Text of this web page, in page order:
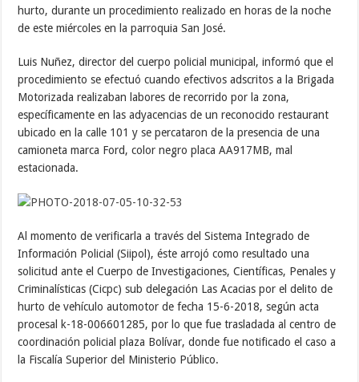
hurto, durante un procedimiento realizado en horas de la noche
de este miércoles en la parroquia San José.
Luis Nuñez, director del cuerpo policial municipal, informó que el
procedimiento se efectuó cuando efectivos adscritos a la Brigada
Motorizada realizaban labores de recorrido por la zona,
específicamente en las adyacencias de un reconocido restaurant
ubicado en la calle 101 y se percataron de la presencia de una
camioneta marca Ford, color negro placa AA917MB, mal
estacionada.
Al momento de verificarla a través del Sistema Integrado de
Información Policial (Siipol), éste arrojó como resultado una
solicitud ante el Cuerpo de Investigaciones, Científicas, Penales y
Criminalísticas (Cicpc) sub delegación Las Acacias por el delito de
hurto de vehículo automotor de fecha 15-6-2018, según acta
procesal k-18-006601285, por lo que fue trasladada al centro de
coordinación policial plaza Bolívar, donde fue notificado el caso a
la Fiscalía Superior del Ministerio Público.